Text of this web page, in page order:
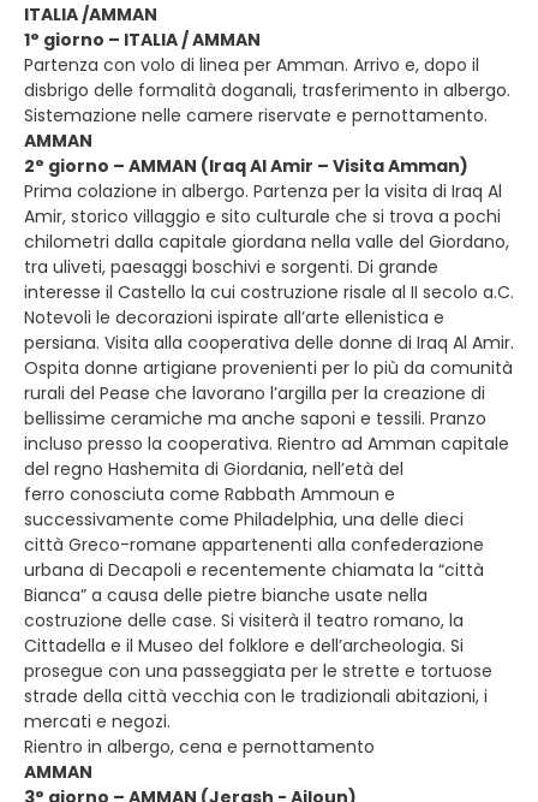
ITALIA /AMMAN
1° giorno – ITALIA / AMMAN
Partenza con volo di linea per Amman. Arrivo e, dopo il
disbrigo delle formalità doganali, trasferimento in albergo.
Sistemazione nelle camere riservate e pernottamento.
AMMAN
2° giorno – AMMAN (Iraq Al Amir – Visita Amman)
Prima colazione in albergo. Partenza per la visita di Iraq Al
Amir, storico villaggio e sito culturale che si trova a pochi
chilometri dalla capitale giordana nella valle del Giordano,
tra uliveti, paesaggi boschivi e sorgenti. Di grande
interesse il Castello la cui costruzione risale al II secolo a.C.
Notevoli le decorazioni ispirate all’arte ellenistica e
persiana. Visita alla cooperativa delle donne di Iraq Al Amir.
Ospita donne artigiane provenienti per lo più da comunità
rurali del Pease che lavorano l’argilla per la creazione di
bellissime ceramiche ma anche saponi e tessili. Pranzo
incluso presso la cooperativa. Rientro ad Amman capitale
del regno Hashemita di Giordania, nell’età del
ferro conosciuta come Rabbath Ammoun e
successivamente come Philadelphia, una delle dieci
città Greco-romane appartenenti alla confederazione
urbana di Decapoli e recentemente chiamata la “città
Bianca” a causa delle pietre bianche usate nella
costruzione delle case. Si visiterà il teatro romano, la
Cittadella e il Museo del folklore e dell’archeologia. Si
prosegue con una passeggiata per le strette e tortuose
strade della città vecchia con le tradizionali abitazioni, i
mercati e negozi.
Rientro in albergo, cena e pernottamento
AMMAN
3° giorno – AMMAN (Jerash - Ajloun)